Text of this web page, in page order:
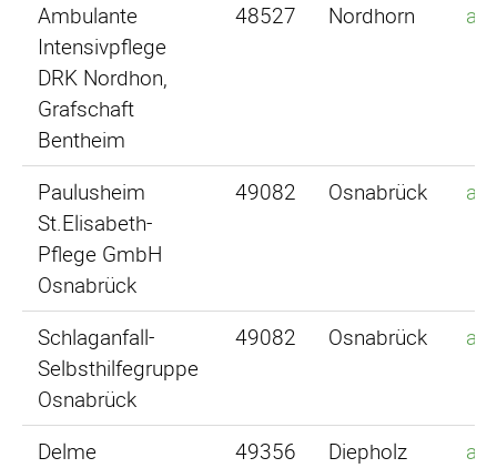
Ambulante
Intensivpflege
DRK Nordhon,
Grafschaft
Bentheim
48527 Nordhorn
Paulusheim
St.Elisabeth-
Pflege GmbH
Osnabrück
49082 Osnabrück
Schlaganfall-
Selbsthilfegruppe
Osnabrück
49082 Osnabrück
Delme
49356 Diepholz